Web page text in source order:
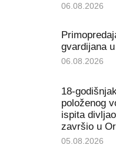
06.08.2026
gvardijana
06.08.2026
18-
položenog
ispita
završio u
05.08.2026